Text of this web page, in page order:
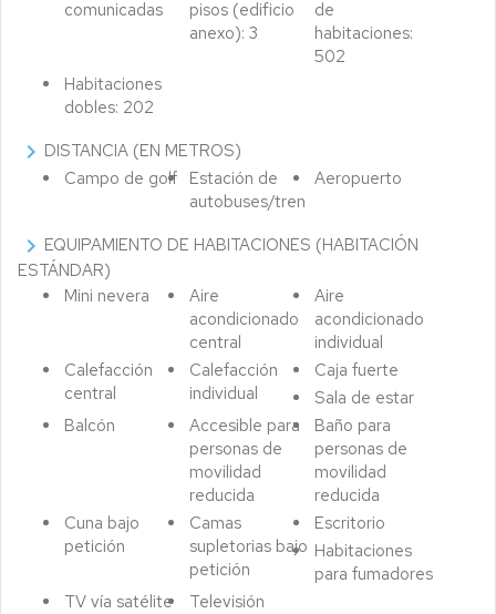
comunicadas
pisos (edificio
anexo): 3
de
habitaciones:
502
Habitaciones
dobles: 202
chevron_right DISTANCIA (EN METROS)
Campo de golf Estación de
autobuses/tren
Aeropuerto
chevron_right EQUIPAMIENTO DE HABITACIONES (HABITACIÓN
ESTÁNDAR)
Mini nevera
Aire
acondicionado
central
Aire
acondicionado
individual
Calefacción
central
Calefacción
individual
Caja fuerte
Sala de estar
Balcón
Accesible para
personas de
movilidad
reducida
Baño para
personas de
movilidad
reducida
Cuna bajo
petición
Camas
supletorias bajo
petición
Escritorio
Habitaciones
para fumadores
TV vía satélite
Televisión